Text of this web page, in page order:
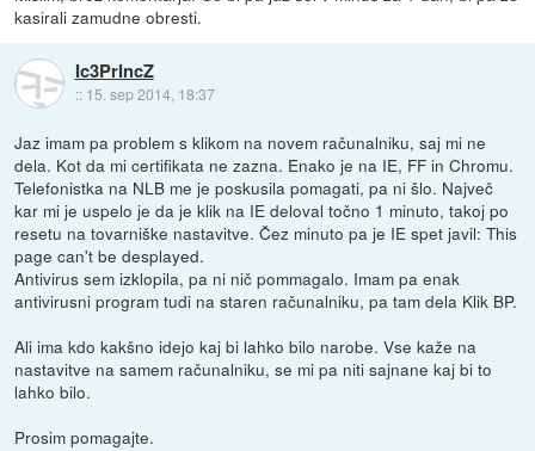
kasirali zamudne obresti.
Ic3PrIncZ
:: 15. sep 2014, 18:37
Jaz imam pa problem s klikom na novem računalniku, saj mi ne
dela. Kot da mi certifikata ne zazna. Enako je na IE, FF in Chromu.
Telefonistka na NLB me je poskusila pomagati, pa ni šlo. Največ
kar mi je uspelo je da je klik na IE deloval točno 1 minuto, takoj po
resetu na tovarniške nastavitve. Čez minuto pa je IE spet javil: This
page can't be desplayed.
Antivirus sem izklopila, pa ni nič pommagalo. Imam pa enak
antivirusni program tudi na staren računalniku, pa tam dela Klik BP.
Ali ima kdo kakšno idejo kaj bi lahko bilo narobe. Vse kaže na
nastavitve na samem računalniku, se mi pa niti sajnane kaj bi to
lahko bilo.
Prosim pomagajte.